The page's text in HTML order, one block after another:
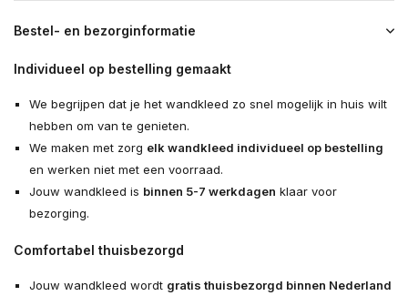
Bestel- en bezorginformatie
Individueel op bestelling gemaakt
We begrijpen dat je het wandkleed zo snel mogelijk in huis wilt
hebben om van te genieten.
We maken met zorg elk wandkleed individueel op bestelling
en werken niet met een voorraad.
Jouw wandkleed is binnen 5-7 werkdagen klaar voor
bezorging.
Comfortabel thuisbezorgd
Jouw wandkleed wordt gratis thuisbezorgd binnen Nederland